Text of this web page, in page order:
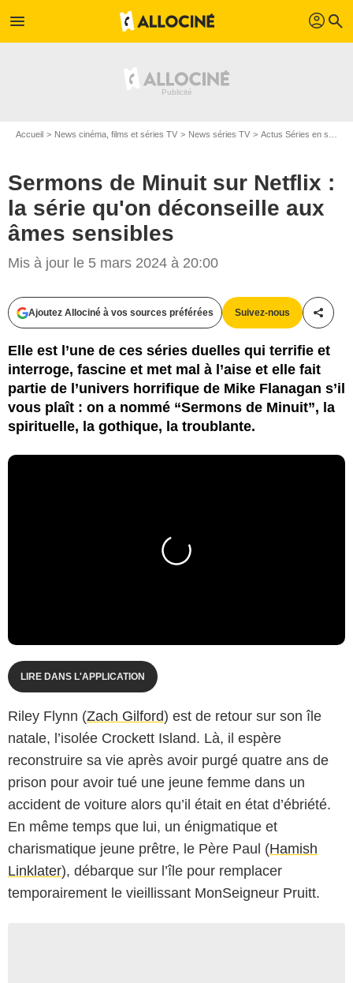
menu profil search
Accueil News cinéma, films et séries TV News séries TV Actus Séries en streaming
Sermons de Minuit sur Netflix :
la série qu'on déconseille aux
âmes sensibles
Mis à jour le 5 mars 2024 à 20:00
Ajoutez Allociné à vos sources préférées Suivez-nous
Elle est l’une de ces séries duelles qui terrifie et
interroge, fascine et met mal à l’aise et elle fait
partie de l’univers horrifique de Mike Flanagan s’il
vous plaît : on a nommé “Sermons de Minuit”, la
spirituelle, la gothique, la troublante.
LIRE DANS L'APPLICATION
Riley Flynn (Zach Gilford) est de retour sur son île
natale, l’isolée Crockett Island. Là, il espère
reconstruire sa vie après avoir purgé quatre ans de
prison pour avoir tué une jeune femme dans un
accident de voiture alors qu’il était en état d’ébriété.
En même temps que lui, un énigmatique et
charismatique jeune prêtre, le Père Paul (Hamish
Linklater), débarque sur l’île pour remplacer
temporairement le vieillissant MonSeigneur Pruitt.